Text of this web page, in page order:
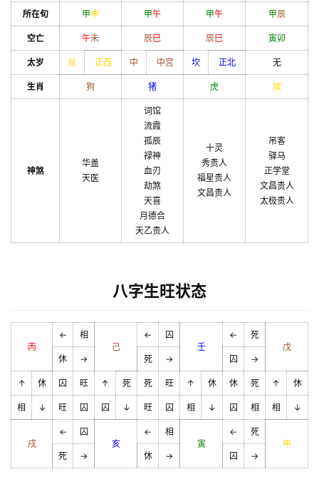
所在旬 甲申 甲午 甲午 甲辰
空亡 午未 辰巳 辰巳 寅卯
太岁 兑 正西 中 中宫 坎 正北 无
生肖 狗 猪 虎 猴
神煞
华盖
天医
词馆
流霞
孤辰
禄神
血刃
劫煞
天喜
月德合
天乙贵人
十灵
秀贵人
福星贵人
文昌贵人
吊客
驿马
正学堂
文昌贵人
太极贵人
八字生旺状态
丙
←
相
己
←
囚
壬
←
死
戊
休
→ 死 → 囚 →
↑ 休 囚 旺 ↑ 死 死 旺 ↑ 休 休 死 ↑ 休
相 ↓ 旺 囚 囚 ↓ 旺 囚 相 ↓ 囚 相 相 ↓
戌
←
囚
亥
←
相
寅
←
死
申
死
→ 休 → 囚 →